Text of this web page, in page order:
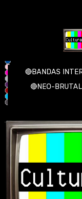
🔴BANDAS
🔴NEO-